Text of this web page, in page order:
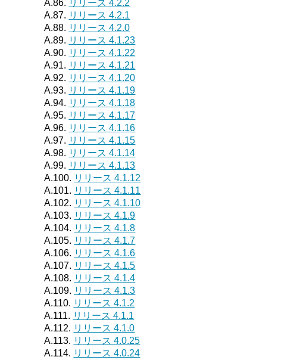
A.86. リリース 4.2.2
A.87. リリース 4.2.1
A.88. リリース 4.2.0
A.89. リリース 4.1.23
A.90. リリース 4.1.22
A.91. リリース 4.1.21
A.92. リリース 4.1.20
A.93. リリース 4.1.19
A.94. リリース 4.1.18
A.95. リリース 4.1.17
A.96. リリース 4.1.16
A.97. リリース 4.1.15
A.98. リリース 4.1.14
A.99. リリース 4.1.13
A.100. リリース 4.1.12
A.101. リリース 4.1.11
A.102. リリース 4.1.10
A.103. リリース 4.1.9
A.104. リリース 4.1.8
A.105. リリース 4.1.7
A.106. リリース 4.1.6
A.107. リリース 4.1.5
A.108. リリース 4.1.4
A.109. リリース 4.1.3
A.110. リリース 4.1.2
A.111. リリース 4.1.1
A.112. リリース 4.1.0
A.113. リリース 4.0.25
A.114. リリース 4.0.24